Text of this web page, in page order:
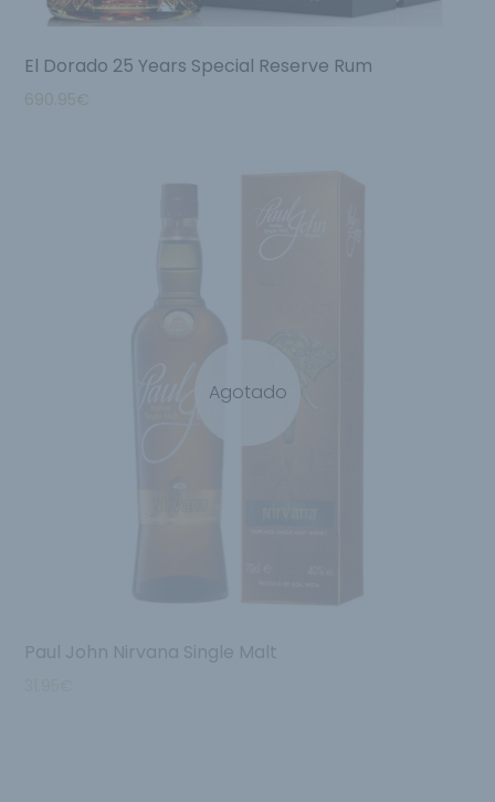
El Dorado 25 Years Special Reserve Rum
690.95€
Agotado
Paul John Nirvana Single Malt